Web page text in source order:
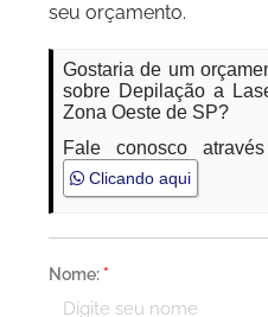
seu orçamento.
Gostaria de um
sobre Depilação a
Zona Oeste de SP?
Fale conosco
Clicando aqui
Nome: *